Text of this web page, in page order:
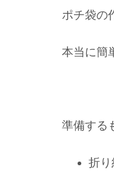
ポチ袋の
本当に簡
準備する
折り